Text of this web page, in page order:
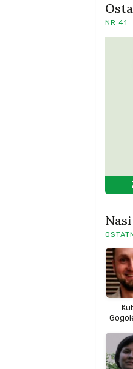
NR 41